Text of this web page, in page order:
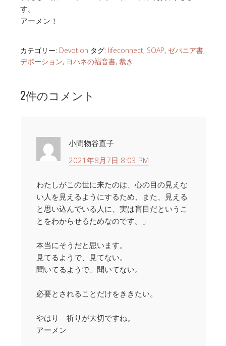
す。
アーメン！
カテゴリー: Devotion タグ: lifeconnect, SOAP, ゼパニア書,
デボーション, ヨハネの福音書, 裁き
2件のコメント
小間物谷直子
2021年8月7日 8:03 PM
わたしがこの世に来たのは、心の目の見えな
い人を見えるようにするため、また、見える
と思い込んでいる人に、実は盲目だというこ
とをわからせるためなのです。」
本当にそうだと思います。
見てるようで、見てない。
聞いてるようで、聞いてない。
必要とされることだけをききたい。
やはり 祈りが大切ですね。
アーメン